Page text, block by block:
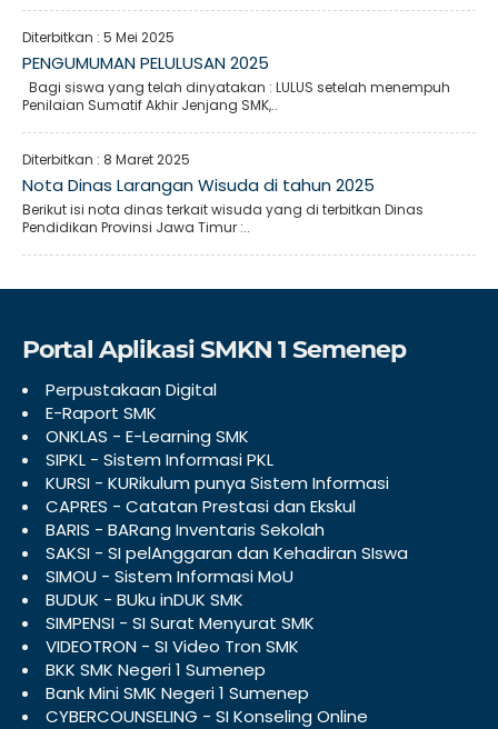
Diterbitkan : 5 Mei 2025
PENGUMUMAN PELULUSAN 2025
Bagi siswa yang telah dinyatakan : LULUS setelah menempuh
Penilaian Sumatif Akhir Jenjang SMK,..
Diterbitkan : 8 Maret 2025
Nota Dinas Larangan Wisuda di tahun 2025
Berikut isi nota dinas terkait wisuda yang di terbitkan Dinas
Pendidikan Provinsi Jawa Timur :..
Portal Aplikasi SMKN 1 Semenep
Perpustakaan Digital
E-Raport SMK
ONKLAS - E-Learning SMK
SIPKL - Sistem Informasi PKL
KURSI - KURikulum punya Sistem Informasi
CAPRES - Catatan Prestasi dan Ekskul
BARIS - BARang Inventaris Sekolah
SAKSI - SI pelAnggaran dan Kehadiran SIswa
SIMOU - Sistem Informasi MoU
BUDUK - BUku inDUK SMK
SIMPENSI - SI Surat Menyurat SMK
VIDEOTRON - SI Video Tron SMK
BKK SMK Negeri 1 Sumenep
Bank Mini SMK Negeri 1 Sumenep
CYBERCOUNSELING - SI Konseling Online